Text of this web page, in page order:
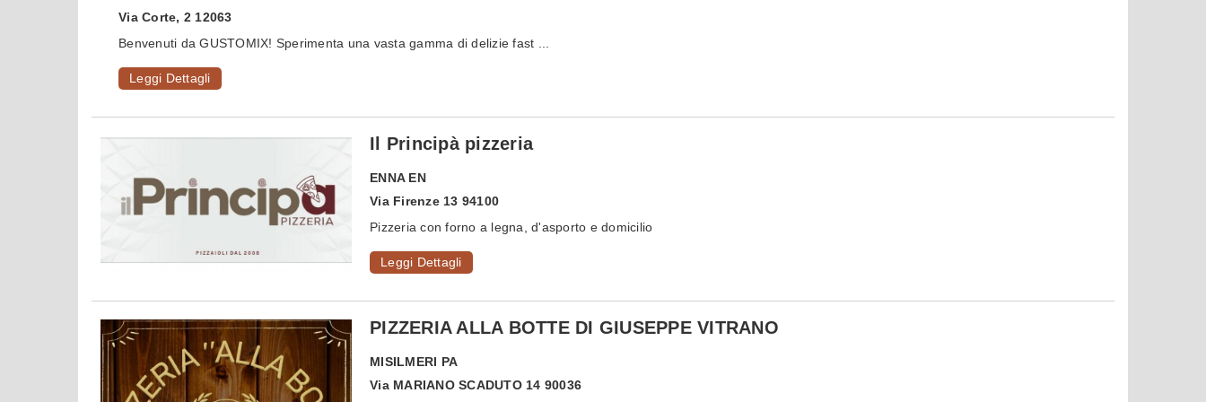
Via Corte, 2 12063
Benvenuti da GUSTOMIX! Sperimenta una vasta gamma di delizie fast ...
Leggi Dettagli
Il Principà pizzeria
ENNA EN
Via Firenze 13 94100
Pizzeria con forno a legna, d'asporto e domicilio
Leggi Dettagli
PIZZERIA ALLA BOTTE DI GIUSEPPE VITRANO
MISILMERI PA
Via MARIANO SCADUTO 14 90036